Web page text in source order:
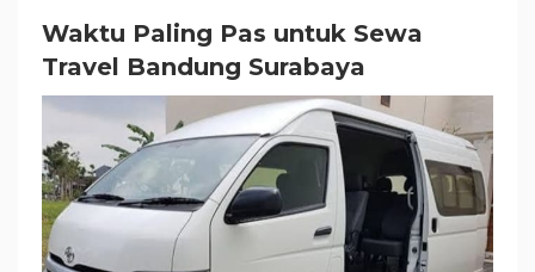
Waktu Paling Pas untuk Sewa
Travel Bandung Surabaya